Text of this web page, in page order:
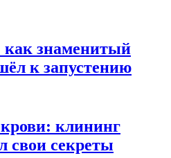
как знаменитый
к запустению
клининг
свои секреты